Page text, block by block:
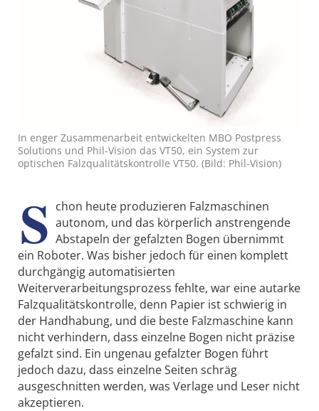
In enger Zusammenarbeit entwickelten MBO Postpress
Solutions und Phil-Vision das VT50, ein System zur
optischen Falzqualitätskontrolle VT50. (Bild: Phil-Vision)
S chon heute produzieren Falzmaschinen
autonom, und das körperlich anstrengende
Abstapeln der gefalzten Bogen übernimmt
ein Roboter. Was bisher jedoch für einen komplett
durchgängig automatisierten
Weiterverarbeitungsprozess fehlte, war eine autarke
Falzqualitätskontrolle, denn Papier ist schwierig in
der Handhabung, und die beste Falzmaschine kann
nicht verhindern, dass einzelne Bogen nicht präzise
gefalzt sind. Ein ungenau gefalzter Bogen führt
jedoch dazu, dass einzelne Seiten schräg
ausgeschnitten werden, was Verlage und Leser nicht
akzeptieren.